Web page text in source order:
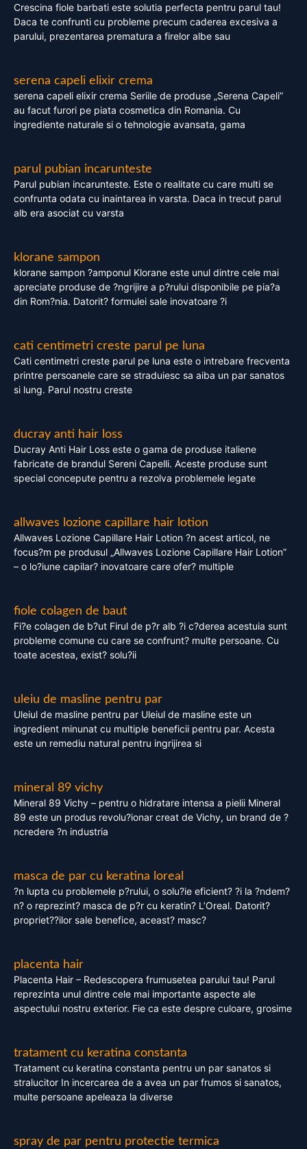
Crescina fiole barbati este solutia perfecta pentru parul tau!
Daca te confrunti cu probleme precum caderea excesiva a
parului, prezentarea prematura a firelor albe sau
serena capeli elixir crema
serena capeli elixir crema Seriile de produse „Serena Capeli”
au facut furori pe piata cosmetica din Romania. Cu
ingrediente naturale si o tehnologie avansata, gama
parul pubian incarunteste
Parul pubian incarunteste. Este o realitate cu care multi se
confrunta odata cu inaintarea in varsta. Daca in trecut parul
alb era asociat cu varsta
klorane sampon
klorane sampon ?amponul Klorane este unul dintre cele mai
apreciate produse de ?ngrijire a p?rului disponibile pe pia?a
din Rom?nia. Datorit? formulei sale inovatoare ?i
cati centimetri creste parul pe luna
Cati centimetri creste parul pe luna este o intrebare frecventa
printre persoanele care se straduiesc sa aiba un par sanatos
si lung. Parul nostru creste
ducray anti hair loss
Ducray Anti Hair Loss este o gama de produse italiene
fabricate de brandul Sereni Capelli. Aceste produse sunt
special concepute pentru a rezolva problemele legate
allwaves lozione capillare hair lotion
Allwaves Lozione Capillare Hair Lotion ?n acest articol, ne
focus?m pe produsul „Allwaves Lozione Capillare Hair Lotion”
– o lo?iune capilar? inovatoare care ofer? multiple
fiole colagen de baut
Fi?e colagen de b?ut Firul de p?r alb ?i c?derea acestuia sunt
probleme comune cu care se confrunt? multe persoane. Cu
toate acestea, exist? solu?ii
uleiu de masline pentru par
Uleiul de masline pentru par Uleiul de masline este un
ingredient minunat cu multiple beneficii pentru par. Acesta
este un remediu natural pentru ingrijirea si
mineral 89 vichy
Mineral 89 Vichy – pentru o hidratare intensa a pielii Mineral
89 este un produs revolu?ionar creat de Vichy, un brand de ?
ncredere ?n industria
masca de par cu keratina loreal
?n lupta cu problemele p?rului, o solu?ie eficient? ?i la ?ndem?
n? o reprezint? masca de p?r cu keratin? L’Oreal. Datorit?
propriet??ilor sale benefice, aceast? masc?
placenta hair
Placenta Hair – Redescopera frumusetea parului tau! Parul
reprezinta unul dintre cele mai importante aspecte ale
aspectului nostru exterior. Fie ca este despre culoare, grosime
tratament cu keratina constanta
Tratament cu keratina constanta pentru un par sanatos si
stralucitor In incercarea de a avea un par frumos si sanatos,
multe persoane apeleaza la diverse
spray de par pentru protectie termica